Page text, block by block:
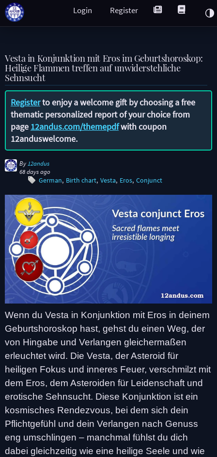
Register
Login
Vesta in Konjunktion mit Eros im Geburtshoroskop:
Heilige Flammen treffen auf unwiderstehliche
Sehnsucht
Registerto enjoy a welcome gift by choosing a free
thematic personalized report of your choice from
page 12andus.com/themepdfwith coupon
12anduswelcome.
By 12andus
68 days ago
German Birth chart Vesta Eros Conjunct
Wenn du Vesta in Konjunktion mit Eros in deinem
Geburtshoroskop hast, gehst du einen Weg, der
von Hingabe und Verlangen gleichermaßen
erleuchtet wird. Die Vesta, der Asteroid für
heiligen Fokus und inneres Feuer, verschmilzt mit
dem Eros, dem Asteroiden für Leidenschaft und
erotische Sehnsucht. Diese Konjunktion ist ein
kosmisches Rendezvous, bei dem sich dein
Pflichtgefühl und dein Verlangen nach Genuss
eng umschlingen – manchmal fühlst du dich
dabei gleichzeitig wie eine heilige Seele und wie